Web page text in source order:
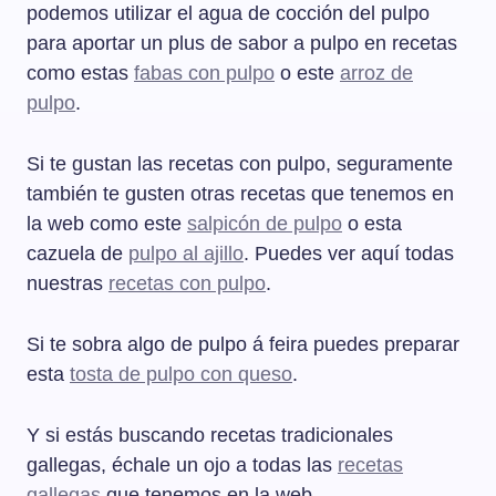
podemos utilizar el agua de cocción del pulpo
para aportar un plus de sabor a pulpo en recetas
como estas fabas con pulpo o este arroz de
pulpo.
Si te gustan las recetas con pulpo, seguramente
también te gusten otras recetas que tenemos en
la web como este salpicón de pulpo o esta
cazuela de pulpo al ajillo. Puedes ver aquí todas
nuestras recetas con pulpo.
Si te sobra algo de pulpo á feira puedes preparar
esta tosta de pulpo con queso.
Y si estás buscando recetas tradicionales
gallegas, échale un ojo a todas las recetas